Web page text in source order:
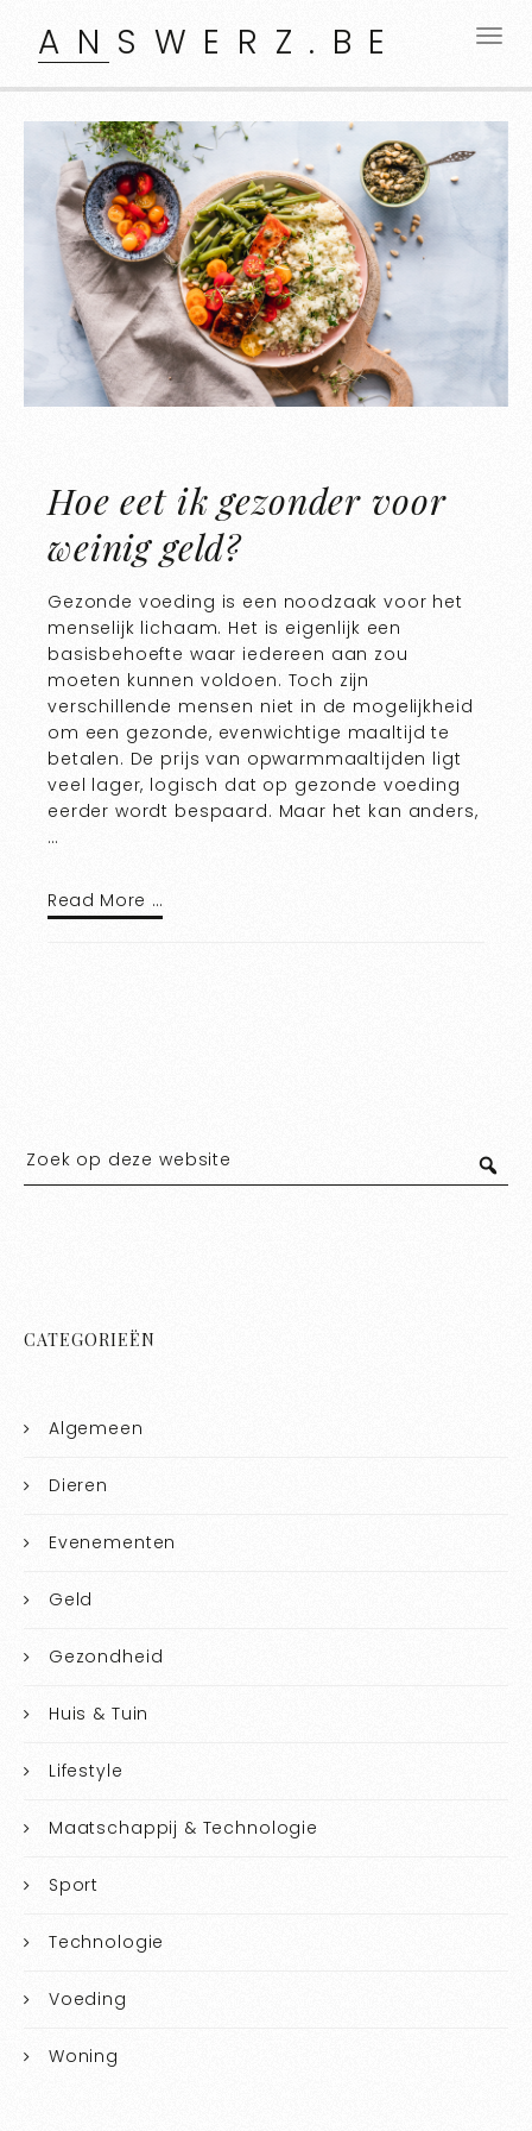
ANSWERZ.BE
Hoe eet ik gezonder voor
weinig geld?
Gezonde voeding is een noodzaak voor het
menselijk lichaam. Het is eigenlijk een
basisbehoefte waar iedereen aan zou
moeten kunnen voldoen. Toch zijn
verschillende mensen niet in de mogelijkheid
om een gezonde, evenwichtige maaltijd te
betalen. De prijs van opwarmmaaltijden ligt
veel lager, logisch dat op gezonde voeding
eerder wordt bespaard. Maar het kan anders,
…
Read More …
CATEGORIEËN
Algemeen
Dieren
Evenementen
Geld
Gezondheid
Huis & Tuin
Lifestyle
Maatschappij & Technologie
Sport
Technologie
Voeding
Woning